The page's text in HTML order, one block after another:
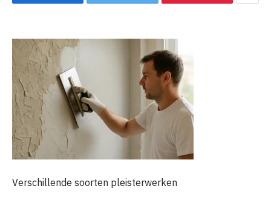
Verschillende soorten pleisterwerken